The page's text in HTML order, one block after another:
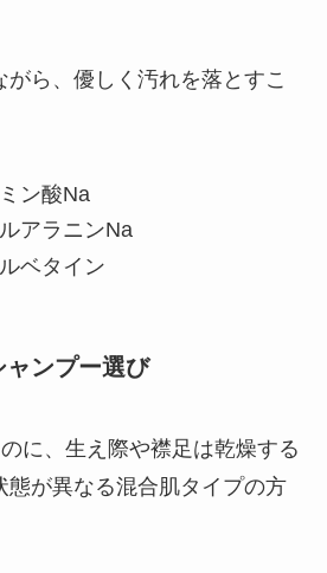
ら、優しく汚れを落とすこ
ン酸Na
アラニンNa
ベタイン
ンプー選び
に、生え際や襟足は乾燥する
態が異なる混合肌タイプの方